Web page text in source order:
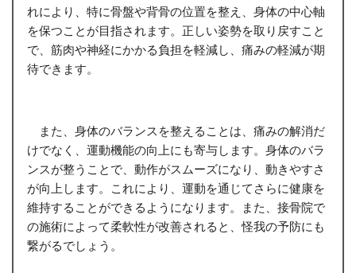
れにより、特に骨盤や背骨の位置を整え、身体の中心軸
を保つことが目指されます。正しい姿勢を取り戻すこと
で、筋肉や神経にかかる負担を軽減し、痛みの軽減が期
待できます。
また、身体のバランスを整えることは、痛みの解消だ
けでなく、運動機能の向上にも寄与します。身体のバラ
ンスが整うことで、動作がスムーズになり、動きやすさ
が向上します。これにより、運動を通じてさらに健康を
維持することができるようになります。また、接骨院で
の施術によって柔軟性が改善されると、怪我の予防にも
繋がるでしょう。